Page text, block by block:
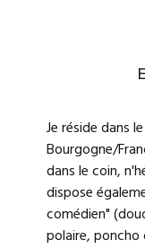
Je réside dans
Bourgogne/
dans le coin,
dispose
comédien"
polaire, poncho